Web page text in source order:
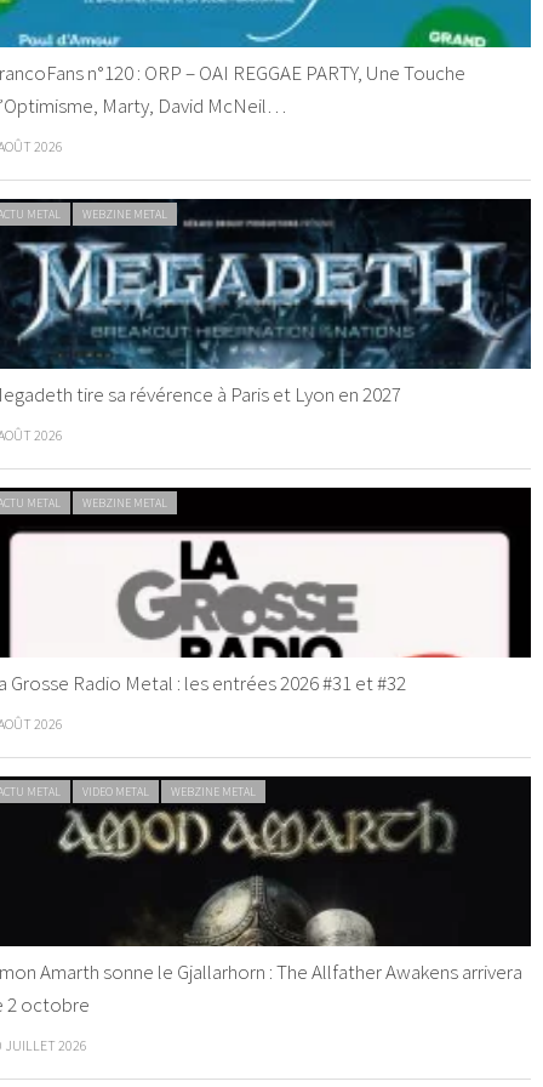
n°120 : ORP – OAI REGGAE PARTY, Une Touche
Marty, David McNeil…
2026
METAL WEBZINE METAL
tire sa révérence à Paris et Lyon en 2027
2026
METAL WEBZINE METAL
Grosse Radio Metal : les entrées 2026 #31 et #32
2026
METAL VIDEO METAL WEBZINE METAL
Amarth sonne le Gjallarhorn : The Allfather Awakens arrivera
2 octobre
JUILLET 2026